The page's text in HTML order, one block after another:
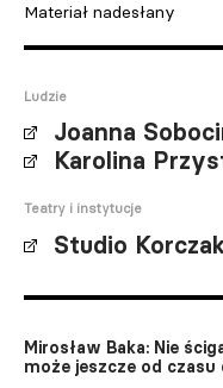
Materiał nadesłany
Ludzie
Joanna
Karolina
Teatry i instytucje
Studio
Mirosław Baka: Nie
może jeszcze od